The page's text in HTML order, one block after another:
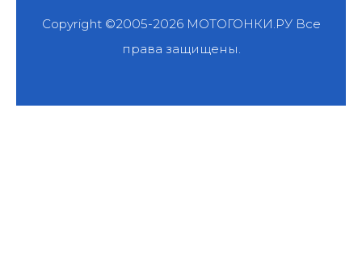
Copyright ©2005-2026 МОТОГОНКИ.РУВсе
права защищены.